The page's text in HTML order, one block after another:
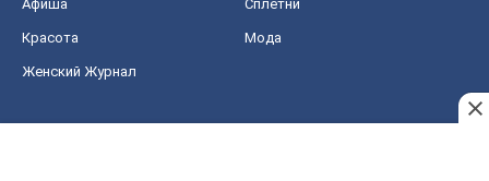
Афиша Сплетни
Красота Мода
Женский Журнал